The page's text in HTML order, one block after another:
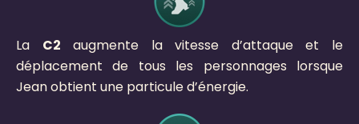
La C2 augmente la vitesse d’attaque et le
déplacement de tous les personnages lorsque
Jean obtient une particule d’énergie.